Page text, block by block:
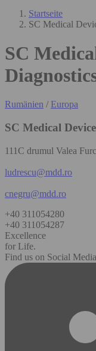
Startseite
SC Medical
SC
Rumänien / Europa
SC Medical
111C drumul Valea
ludrescu@mdd.ro
cnegru@mdd.ro
+40 311054280
+40 311054287
Excellence
for Life.
Find us on Social Media